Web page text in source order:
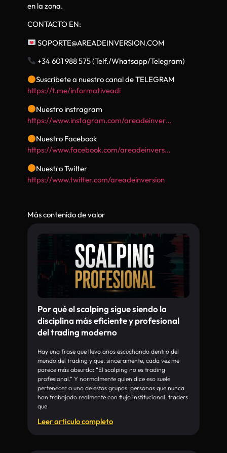
en la zona.
CONTACTO EN:
SOPORTE@AREADEINVERSION.COM
+34 601 988 575 (Telf./Whatsapp/Telegram)
Suscribete a nuestro canal de TELEGRAM
https://t.me/informativeadi
Nuestro instragram
https://www.instagram.com/areadeinver…
Nuestro Facebook
https://www.facebook.com/areadeinvers…
Nuestro Twitter
https://www.twitter.com/areadeinversion
Más contenido de valor
Por qué el scalping sigue siendo la
disciplina más eficiente y profesional
del trading moderno
Hay una frase que llevo años escuchando dentro del
mundo del trading y que, sinceramente, cada vez me
parece más absurda: “El scalping no es trading
profesional.” Y normalmente quien dice eso suele
pertenecer a uno de estos grupos: personas que nunca
han trabajado realmente con flujo institucional, traders
que
Leer articulo completo